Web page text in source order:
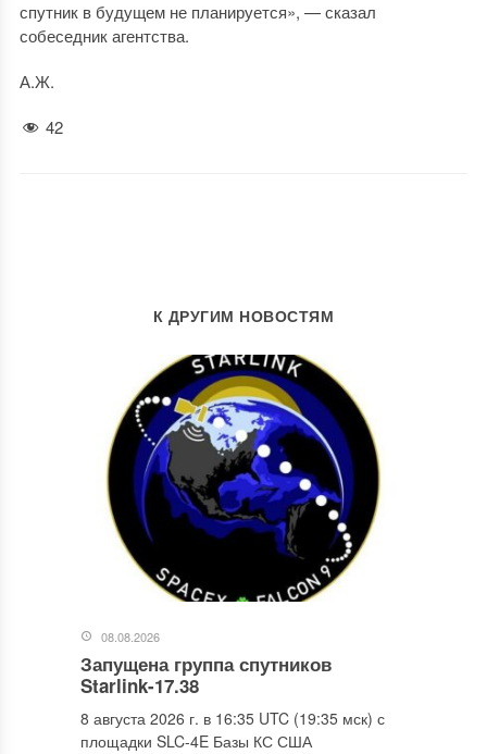
спутник в будущем не планируется», — сказал
собеседник агентства.
А.Ж.
42
К ДРУГИМ НОВОСТЯМ
08.08.2026
Запущена группа спутников
Starlink-17.38
8 августа 2026 г. в 16:35 UTC (19:35 мск) с
площадки SLC-4E Базы КС США